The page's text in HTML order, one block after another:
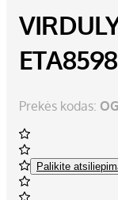
Prekės kodas:
Palikite